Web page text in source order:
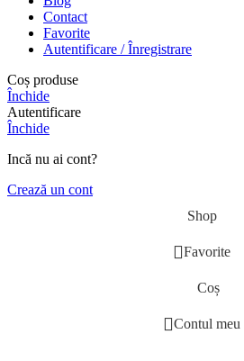
Contact
Favorite
Autentificare / Înregistrare
Coș produse
Închide
Autentificare
Închide
Incă nu ai cont?
Crează un cont
Shop
Favorite
Coș
Contul meu